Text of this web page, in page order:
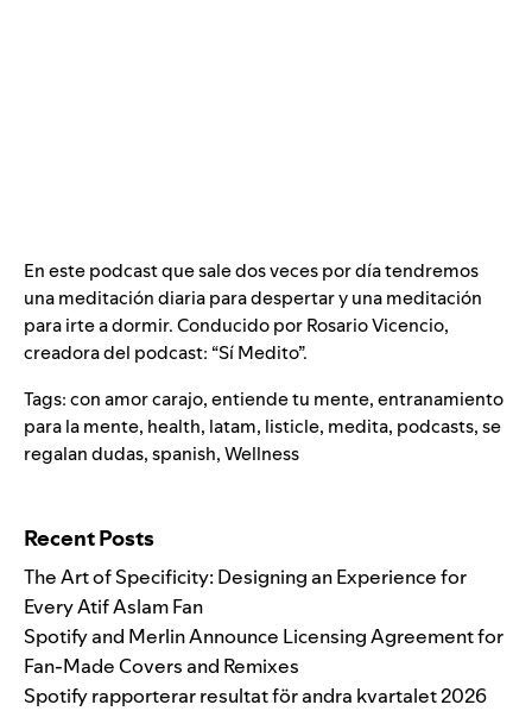
En este podcast que sale dos veces por día tendremos
una meditación diaria para despertar y una meditación
para irte a dormir. Conducido por Rosario Vicencio,
creadora del podcast: “Sí Medito”.
Tags:con amor carajo,entiende tu mente,entranamiento
para la mente, health, latam, listicle, medita, podcasts,se
regalan dudas,spanish,Wellness
Recent Posts
The Art of Specificity: Designing an Experience for
Every Atif Aslam Fan
Spotify and Merlin Announce Licensing Agreement for
Fan-Made Covers and Remixes
Spotify rapporterar resultat för andra kvartalet 2026